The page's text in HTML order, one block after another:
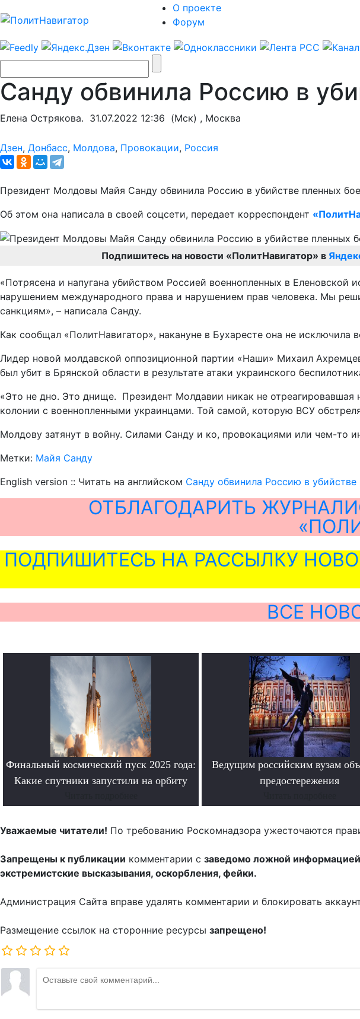
О проекте
Форум
Санду обвинила Россию в
Елена Острякова. 31.07.2022 12:36 (Мск) , Москва
Дзен, Донбасс, Молдова, Провокации, Россия
Президент Молдовы Майя Санду обвинила Россию в убийстве пленных
Об этом она написала в своей соцсети, передает корреспондент
Подпишитесь на новости «ПолитНавигатор» в
«Потрясена и напугана убийством Россией военнопленных в Еленовской
нарушением международного права и нарушением прав человека. Мы
санкциям», – написала Санду.
Как сообщал «ПолитНавигатор», накануне в Бухаресте она не
Лидер новой молдавской оппозиционной партии «Наши» Михаил
был убит в Брянской области в результате атаки украинского
«Это не дно. Это днище. Президент Молдавии никак не
колонии с военнопленными украинцами. Той самой, которую ВСУ
Молдову затянут в войну. Силами Санду и ко, провокациями или чем-то
Метки: Майя Санду
English version :: Читать на английском Санду обвинила Россию в убийстве
ОТБЛАГОДАРИТЬ
ПОДПИШИТЕСЬ НА РАССЫЛКУ
ВСЕ
Финальный космический пуск 2025 года:
Какие спутники запустили на орбиту
Ведущим российским вузам
предостережения
Уважаемые читатели! По требованию Роскомнадзора ужесточаются
Запрещены к публикации комментарии с заведомо ложной информацией
экстремистские высказывания, оскорбления, фейки.
Администрация Сайта вправе удалять комментарии и блокировать
Размещение ссылок на сторонние ресурсы запрещено!